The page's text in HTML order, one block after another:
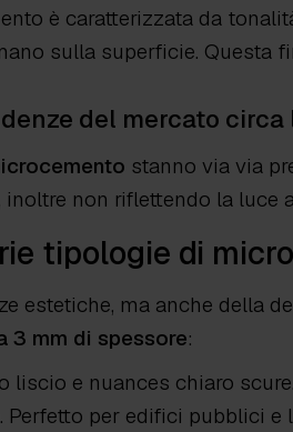
è caratterizzata da
sulla superficie. Questa
del mercato
stanno via via
inoltre non riflettendo la
tipologie di
estetiche, ma anche della
3 mm di spessore:
liscio e nuances chiaro
Perfetto per edifici pubblici